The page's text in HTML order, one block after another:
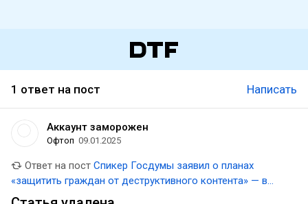
1 ответ на пост Написать
Аккаунт заморожен
Офтоп 09.01.2025
Ответ на пост Спикер Госдумы заявил о планах
«защитить граждан от деструктивного контента» — в
том числе в видеоиграх